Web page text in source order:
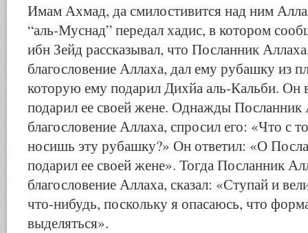
Имам Ахмад, да смилостивится над ним
“аль-Муснад” передал хадис, в котором
ибн Зейд рассказывал, что Посланник
благословение Аллаха, дал ему рубашку из
которую ему подарил Дихйа аль-Кальби. Он
подарил ее своей жене. Однажды
благословение Аллаха, спросил его: «Что с
носишь эту рубашку?» Он ответил: «О
подарил ее своей жене». Тогда Посланник
благословение Аллаха, сказал: «Ступай и
что-нибудь, поскольку я опасаюсь, что
выделяться».